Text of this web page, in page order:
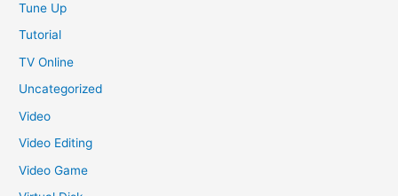
Tune Up
Tutorial
TV Online
Uncategorized
Video
Video Editing
Video Game